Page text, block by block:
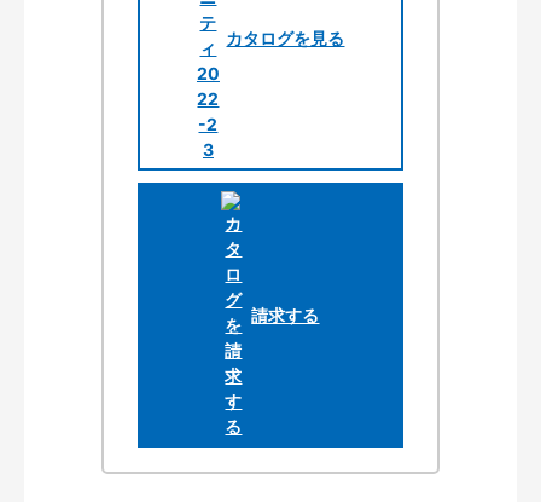
カタログを見る
請求する